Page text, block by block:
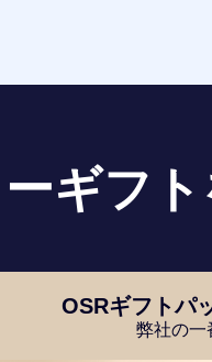
ギフ
OSRギフトパ
弊社の一